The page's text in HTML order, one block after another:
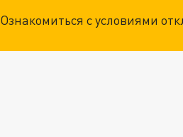
Ознакомиться с условиями